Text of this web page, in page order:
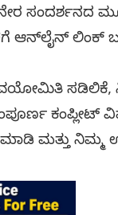
ನೇರ
ಲಿಂಕ್
ಸಡಿಲಿಕೆ,
ಕಂಪ್ಲೀಟ್
ಮತ್ತು ನಿಮ್ಮ